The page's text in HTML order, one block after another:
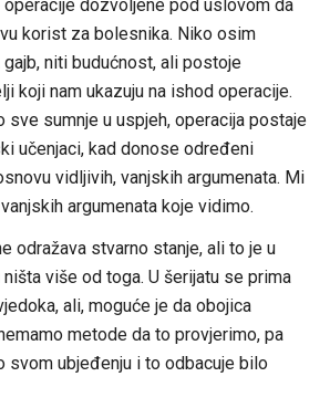
dozvoljene pod uslovom da
korist za bolesnika. Niko osim
gajb, niti budućnost, ali postoje
koji nam ukazuju na ishod operacije.
sve sumnje u uspjeh, operacija postaje
učenjaci, kad donose određeni
vidljivih, vanjskih argumenata. Mi
argumenata koje vidimo.
odražava stvarno stanje, ali to je u
više od toga. U šerijatu se prima
ali, moguće je da obojica
metode da to provjerimo, pa
svom ubjeđenju i to odbacuje bilo